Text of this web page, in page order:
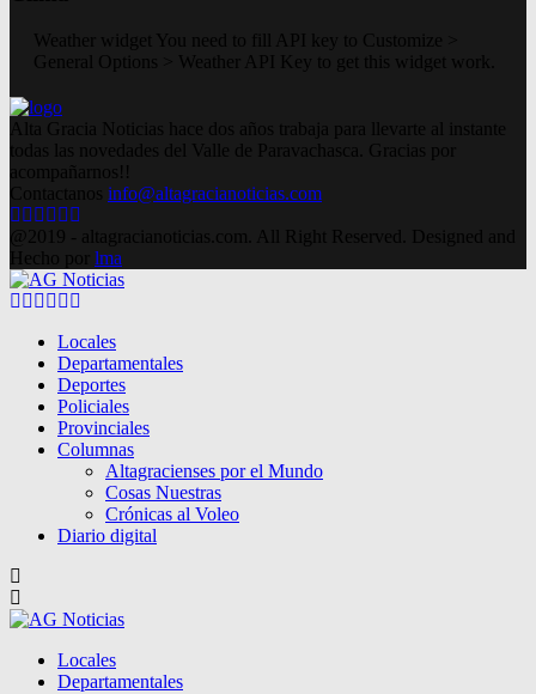
Weather widget You need to fill API key to Customize >
General Options > Weather API Key to get this widget work.
Alta Gracia Noticias hace dos años trabaja para llevarte al instante
todas las novedades del Valle de Paravachasca. Gracias por
acompañarnos!!
Contactanos info@altagracianoticias.com
Facebook
Twitter
Instagram
Pinterest
Google
@2019 - altagracianoticias.com. All Right Reserved. Designed and
Hecho por lma
Facebook
Twitter
Instagram
Pinterest
Google
Locales
Departamentales
Deportes
Policiales
Provinciales
Columnas
Altagracienses por el Mundo
Cosas Nuestras
Crónicas al Voleo
Diario digital
Locales
Departamentales